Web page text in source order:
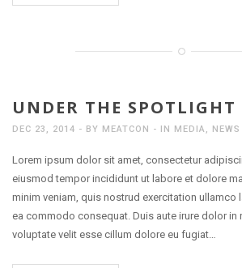
UNDER THE SPOTLIGHT
DEC 23, 2014 BY MEATCON IN MEDIA, NEWS
Lorem ipsum dolor sit amet, consectetur
eiusmod tempor incididunt ut labore et dolore
minim veniam, quis nostrud exercitation ullamco
ea commodo consequat. Duis aute irure dolor in
voluptate velit esse cillum dolore eu fugiat…